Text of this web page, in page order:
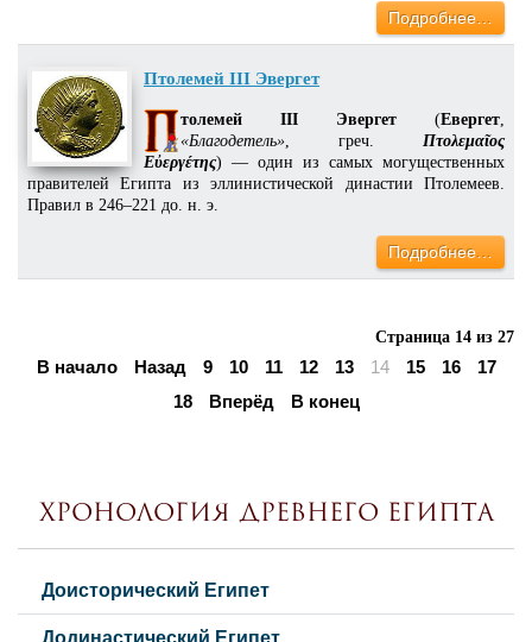
Подробнее…
Птолемей III Эвергет
толемей III Эвергет (Евергет,
«Благодетель», греч. Πτολεμαῖος
Εὐεργέτης) — один из самых могущественных
правителей Египта из эллинистической династии Птолемеев.
Правил в 246–221 до. н. э.
Подробнее…
Страница 14 из 27
В начало Назад 9 10 11 12 13 14 15 16
17
18
Вперёд В конец
Хронология Древнего Египта
Доисторический Египет
Додинастический Египет